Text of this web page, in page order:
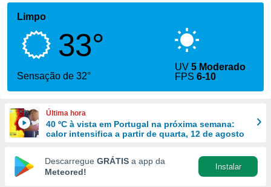
foi
fornecidas
a este
das
e
forma
digital
Limpo
33°
Sensação de 32°
UV5 Moderado
FPS6-10
Última hora
40 ºC à vista em Portugal na próxima semana:
calor intensifica a partir de quarta, 12 de agosto
Descarregue GRÁTIS a app da
Meteored!
Instalar